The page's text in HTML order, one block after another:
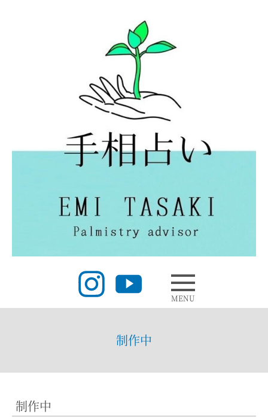
MENU
制作中
制作中